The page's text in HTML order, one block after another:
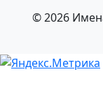
© 2026